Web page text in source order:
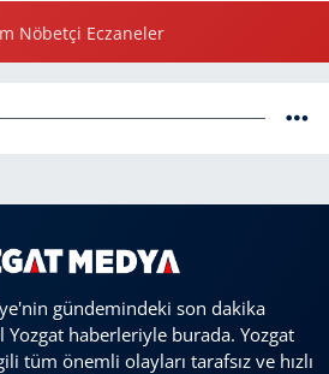
Nöbetçi Eczaneler
gündemindeki son dakika
haberleriyle burada. Yozgat
tüm önemli olayları tarafsız ve hızlı